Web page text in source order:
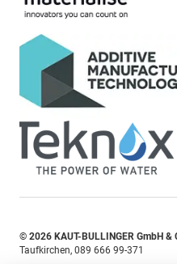
© 2026 KAUT-BULLINGER GmbH &
Taufkirchen, 089 666 99-371